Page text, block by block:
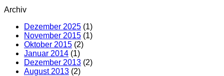
Archiv
Dezember 2025 (1)
November 2015 (1)
Oktober 2015 (2)
Januar 2014 (1)
Dezember 2013 (2)
August 2013 (2)